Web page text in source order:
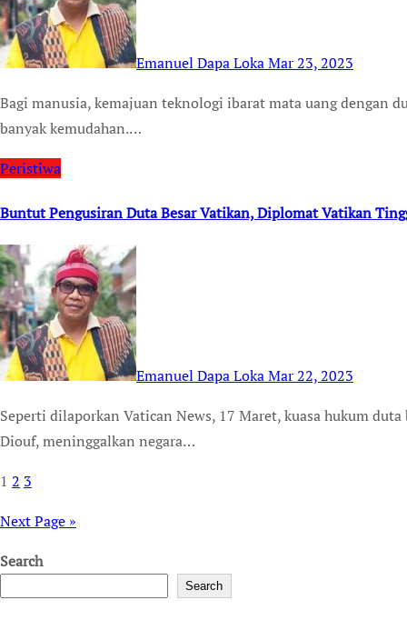
Emanuel Dapa LokaMar 23, 2023
Bagi manusia, kemajuan teknologi ibarat mata uang dengan dua sisi. Di satu sisi, teknologi memberikan sangat
banyak kemudahan.…
Peristiwa
Buntut Pengusiran Duta Besar Vatikan, Diplomat Vatikan
Emanuel Dapa LokaMar 22, 2023
Seperti dilaporkan Vatican News, 17 Maret, kuasa hukum duta besar apostolik di Nikaragua, Monsinyur Marcel
Diouf, meninggalkan negara…
Posts
pagination
1 2 3
Next Page »
Search
Search